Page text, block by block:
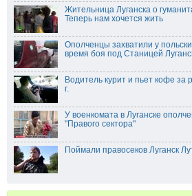
Жительница Луганска о
Теперь нам хочется жить
Ополченцы захватили у
время боя под Станицей
Водитель курит и пьет кофе за
г.
У военкомата в Луганске
"Правого сектора"
Поймали правосеков Луганск